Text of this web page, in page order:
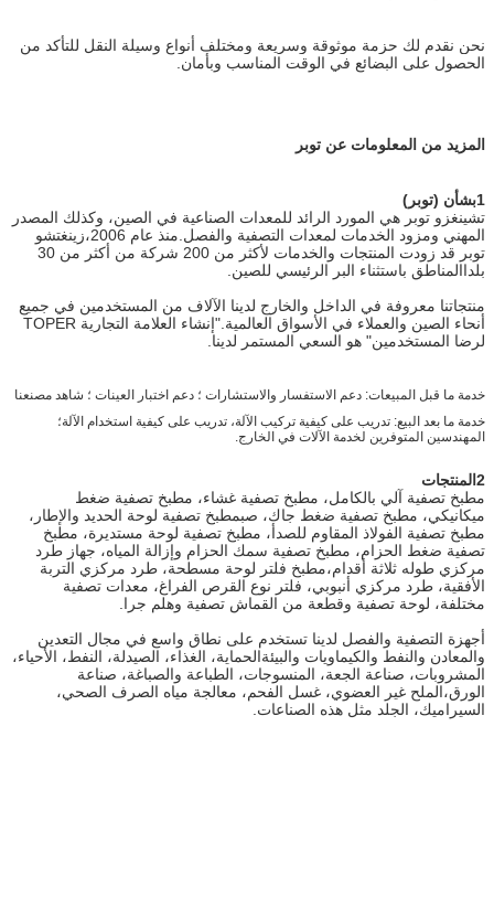
نحن نقدم لك حزمة موثوقة وسريعة ومختلف أنواع وسيلة النقل للتأكد من
الحصول على البضائع في الوقت المناسب وبأمان.
المزيد من المعلومات عن توبر
1بشأن (توبر)
تشينغزو توبر هي المورد الرائد للمعدات الصناعية في الصين، وكذلك المصدر
المهني ومزود الخدمات لمعدات التصفية والفصل.منذ عام 2006،زينغتشو
توبر قد زودت المنتجات والخدمات لأكثر من 200 شركة من أكثر من 30
بلداالمناطق باستثناء البر الرئيسي للصين.
منتجاتنا معروفة في الداخل والخارج لدينا الآلاف من المستخدمين في جميع
أنحاء الصين والعملاء في الأسواق العالمية."إنشاء العلامة التجارية TOPER
لرضا المستخدمين" هو السعي المستمر لدينا.
خدمة ما قبل المبيعات: دعم الاستفسار والاستشارات ؛ دعم اختبار العينات ؛ شاهد مصنعنا
خدمة ما بعد البيع: تدريب على كيفية تركيب الآلة، تدريب على كيفية استخدام الآلة؛
المهندسين المتوفرين لخدمة الآلات في الخارج.
2المنتجات
مطبخ تصفية آلي بالكامل، مطبخ تصفية غشاء، مطبخ تصفية ضغط
ميكانيكي، مطبخ تصفية ضغط جاك، صبمطبخ تصفية لوحة الحديد والإطار،
مطبخ تصفية الفولاذ المقاوم للصدأ، مطبخ تصفية لوحة مستديرة، مطبخ
تصفية ضغط الحزام، مطبخ تصفية سمك الحزام وإزالة المياه، جهاز طرد
مركزي طوله ثلاثة أقدام،مطبخ فلتر لوحة مسطحة، طرد مركزي التربة
الأفقية، طرد مركزي أنبوبي، فلتر نوع القرص الفراغ، معدات تصفية
مختلفة، لوحة تصفية وقطعة من القماش تصفية وهلم جرا.
أجهزة التصفية والفصل لدينا تستخدم على نطاق واسع في مجال التعدين
والمعادن والنفط والكيماويات والبيئةالحماية، الغذاء، الصيدلة، النفط، الأحياء،
المشروبات، صناعة الجعة، المنسوجات، الطباعة والصباغة، صناعة
الورق،الملح غير العضوي، غسل الفحم، معالجة مياه الصرف الصحي،
السيراميك، الجلد مثل هذه الصناعات.